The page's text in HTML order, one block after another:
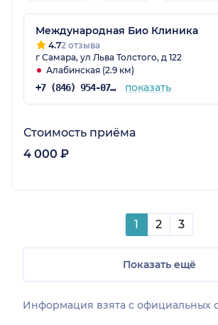
Международная Био Клиника
4.72 отзыва
г Самара, ул Льва Толстого, д 122
Алабинская (2.9 км)
+7 (846) 954-07-07 показать
Стоимость приёма
4 000 ₽
1 2 3
Показать ещё
Информация взята c официальных